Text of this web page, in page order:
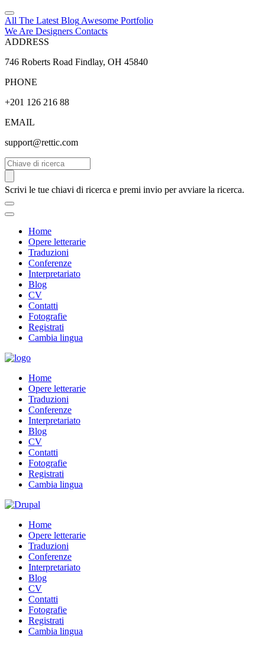
All The Latest Blog Awesome Portfolio
We Are Designers Contacts
ADDRESS
746 Roberts Road Findlay, OH 45840
PHONE
+201 126 216 88
EMAIL
support@rettic.com
Cerca
Scrivi le tue chiavi di ricerca e premi invio per avviare la ricerca.
Home
Opere letterarie
Traduzioni
Conferenze
Interpretariato
Blog
CV
Contatti
Fotografie
Registrati
Cambia lingua
Home
Opere letterarie
Traduzioni
Conferenze
Interpretariato
Blog
CV
Contatti
Fotografie
Registrati
Cambia lingua
Home
Opere letterarie
Traduzioni
Conferenze
Interpretariato
Blog
CV
Contatti
Fotografie
Registrati
Cambia lingua